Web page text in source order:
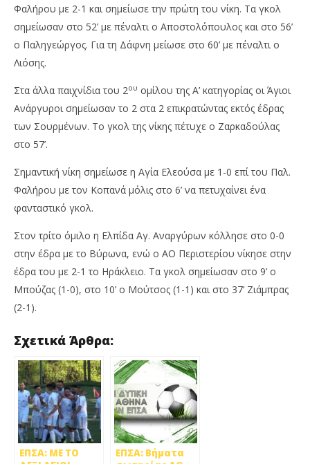
Φαλήρου με 2-1 και σημείωσε την πρώτη του νίκη. Τα γκολ
σημείωσαν στο 52’ με πέναλτι ο Αποστολόπουλος και στο 56’
ο Παληγεώργος. Για τη Δάφνη μείωσε στο 60’ με πέναλτι ο
Λιόσης.
Στα άλλα παιχνίδια του 2ου ομίλου της Α’ κατηγορίας οι Άγιοι
Ανάργυροι σημείωσαν το 2 στα 2 επικρατώντας εκτός έδρας
των Σουρμένων. Το γκολ της νίκης πέτυχε ο Ζαρκαδούλας
στο 57’.
Σημαντική νίκη σημείωσε η Αγία Ελεούσα με 1-0 επί του Παλ.
Φαλήρου με τον Κοπανά μόλις στο 6’ να πετυχαίνει ένα
φανταστικό γκολ.
Στον τρίτο όμιλο η Ελπίδα Αγ. Αναργύρων κόλλησε στο 0-0
στην έδρα με το Βύρωνα, ενώ ο ΑΟ Περιστερίου νίκησε στην
έδρα του με 2-1 το Ηράκλειο. Τα γκολ σημείωσαν στο 9’ ο
Μπούζας (1-0), στο 10’ ο Μούτσος (1-1) και στο 37’ Ζιάμπρας
(2-1).
Σχετικά Άρθρα:
ΕΠΣΑ: ΜΕ ΤΟ
ΕΠΣΑ: Βήματα